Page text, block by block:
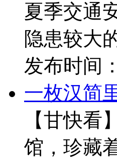
夏季交通
隐患较大
发布时间：
一枚汉简
【甘快看
馆，珍藏